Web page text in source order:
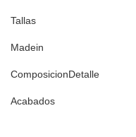
Tallas
Madein
ComposicionDetalle
Acabados